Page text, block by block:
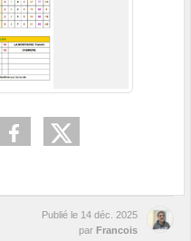
Publié le 14 déc. 2025
par Francois